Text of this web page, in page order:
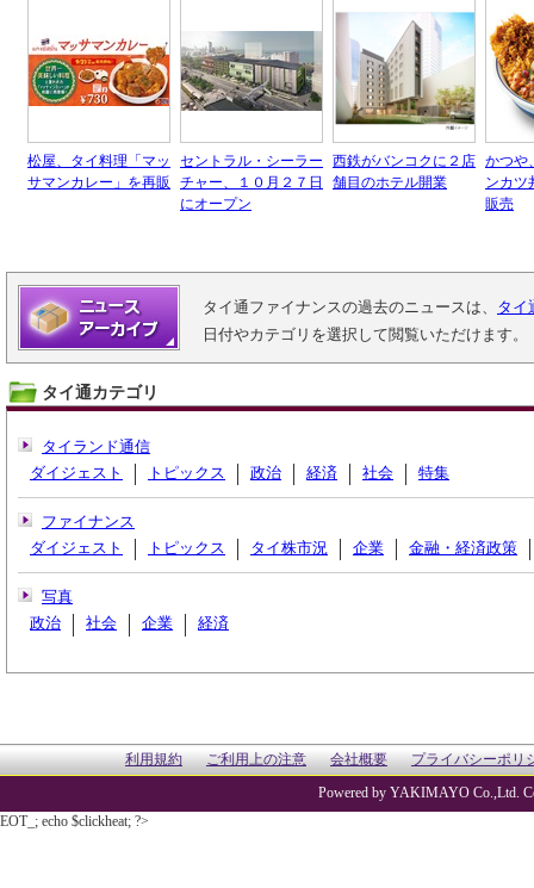
松屋、タイ料理「マッ
サマンカレー」を再販
セントラル・シーラー
チャー、１０月２７日
にオープン
西鉄がバンコクに２店
舗目のホテル開業
かつや
ンカツ
販売
タイ通ファイナンスの過去のニュースは、 タイ
日付やカテゴリを選択して閲覧いただけます。
タイ通カテゴリ
タイランド通信
ダイジェスト
トピックス 政治 経済 社会 特集
ファイナンス
ダイジェスト
トピックス タイ株市況 企業 金融・経済政策
写真
政治
社会 企業 経済
利用規約 ご利用上の注意 会社概要 プライバシーポリ
Powered by YAKIMAYO Co.,Ltd.
EOT_; echo $clickheat; ?>